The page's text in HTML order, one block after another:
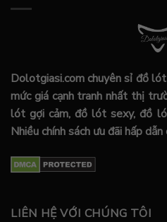
Dolotgiasi.com chuyên sỉ đồ
mức giá cạnh tranh nhất thị
lót gợi cảm, đồ lót sexy, đồ
Nhiều chính sách ưu đãi hấp
LIÊN HỆ VỚI CHÚNG TÔI